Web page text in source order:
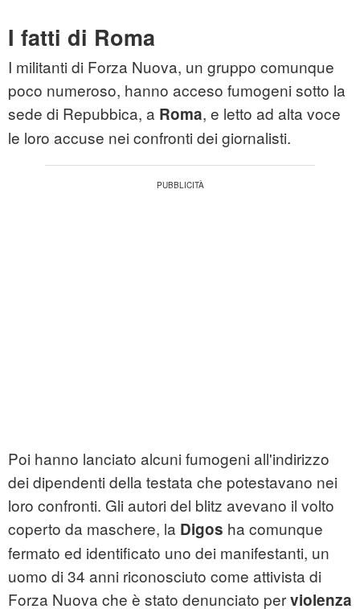
I fatti di Roma
I militanti di Forza Nuova, un gruppo comunque
poco numeroso, hanno acceso fumogeni sotto la
sede di Repubbica, a Roma, e letto ad alta voce
le loro accuse nei confronti dei giornalisti.
Poi hanno lanciato alcuni fumogeni all'indirizzo
dei dipendenti della testata che potestavano nei
loro confronti. Gli autori del blitz avevano il volto
coperto da maschere, la Digos ha comunque
fermato ed identificato uno dei manifestanti, un
uomo di 34 anni riconosciuto come attivista di
Forza Nuova che è stato denunciato perviolenza